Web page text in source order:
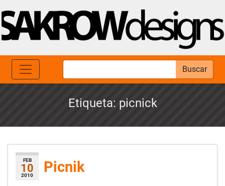
Buscar
Etiqueta: picnick
FEB
10
2010 Picnik